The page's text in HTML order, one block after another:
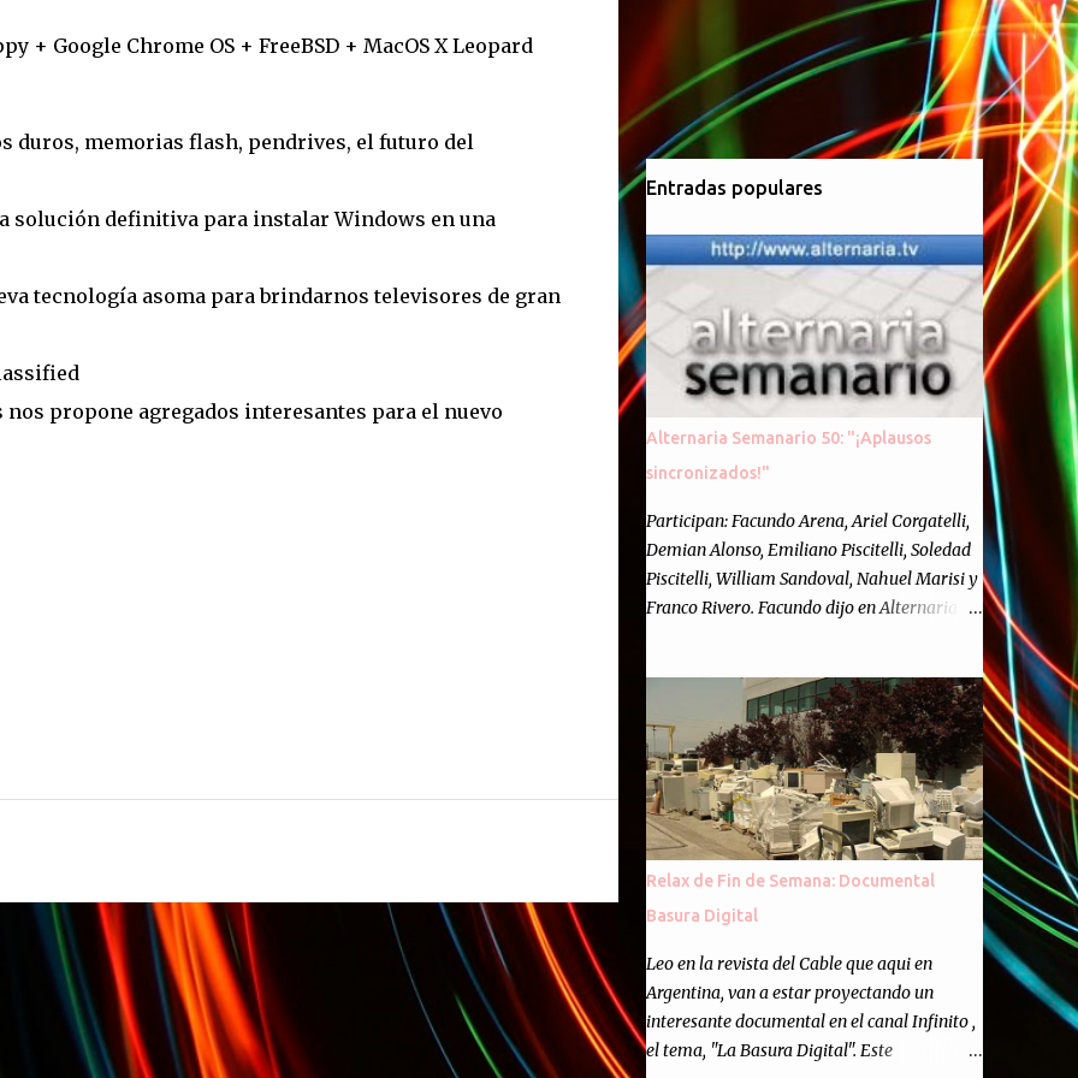
+ Google Chrome OS + FreeBSD + MacOS X Leopard
duros, memorias flash, pendrives, el futuro del
solución definitiva para instalar Windows en una
tecnología asoma para brindarnos televisores de gran
propone agregados interesantes para el nuevo
Entradas populares
Alternaria Semanario 50: "¡Aplausos
sincronizados!"
Participan: Facundo Arena, Ariel Corgatelli,
Demian Alonso, Emiliano Piscitelli, Soledad
Piscitelli, William Sandoval, Nahuel Marisi y
Franco Rivero. Facundo dijo en Alternaria :
Cincuenta ocasiones para ponernos en
contacto con ustedes y contarles las noticias
de tecnología más importantes, desde
nuestra propia óptica: un punto de vista
independiente e informal.Para festejarlo, se
nos ocurrió que estemos todos juntos; y
cuando digo "todos" me refiero a toda la
semanario como panelista, y a ustedes. Por
eso se nos ocurrió la idea de emitir video en
vivo. La tarea no fué facil, hubo que
coordinar horarios, preparar el estudio,
configurar muchos programejos y hacer
Relax de Fin de Semana: Documental
Basura Digital
Leo en la revista del Cable que aqui en
Argentina, van a estar proyectando un
interesante documental en el canal Infinito ,
el tema, "La Basura Digital". Este